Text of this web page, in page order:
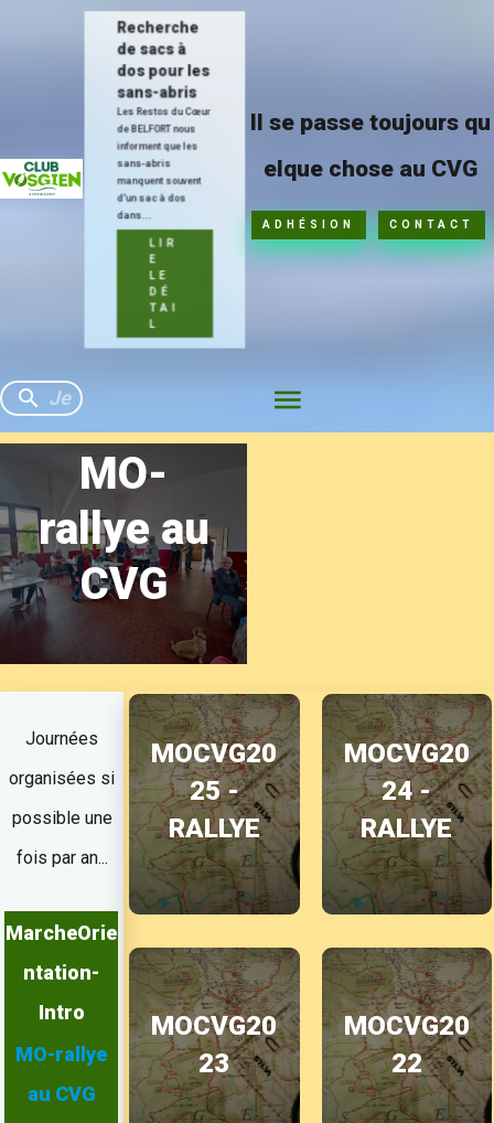
Il se passe toujours qu
elque chose au CVG
ADHÉSION CONTACT
Recherche
de sacs à
dos pour les
sans-abris
Les Restos du Cœur
de BELFORT nous
informent que les
sans-abris
manquent souvent
d'un sac à dos
dans...
LIR
E
LE
DÉ
TAI
L
MO-
rallye au
CVG
Journées
organisées si
possible une
fois par an...
MarcheOrie
ntation-
Intro
MO-rallye
au CVG
MOCVG20
25 -
RALLYE
MOCVG20
24 -
RALLYE
MOCVG20
23
MOCVG20
22